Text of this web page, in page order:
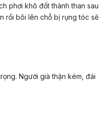
phơi khô đốt thành than sau
rồi bôi lên chỗ bị rụng tóc sẽ
Người già thận kém, đái